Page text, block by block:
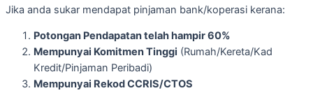
Jika anda sukar mendapat pinjaman bank/koperasi kerana:
Potongan Pendapatan telah hampir 60%
Mempunyai Komitmen Tinggi (Rumah/Kereta/Kad
Kredit/Pinjaman Peribadi)
Mempunyai Rekod CCRIS/CTOS